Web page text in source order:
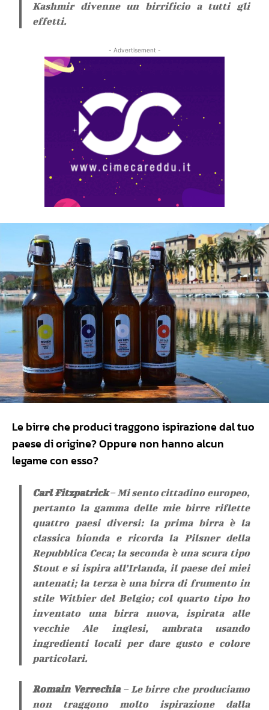
Kashmir divenne un birrificio a tutti gli
effetti.
- Advertisement -
Le birre che produci traggono ispirazione dal tuo
paese di origine? Oppure non hanno alcun
legame con esso?
Carl Fitzpatrick– Mi sento cittadino europeo,
pertanto la gamma delle mie birre riflette
quattro paesi diversi: la prima birra è la
classica bionda e ricorda la Pilsner della
Repubblica Ceca; la seconda è una scura tipo
Stout e si ispira all’Irlanda, il paese dei miei
antenati; la terza è una birra di frumento in
stile Witbier del Belgio; col quarto tipo ho
inventato una birra nuova, ispirata alle
vecchie Ale inglesi, ambrata usando
ingredienti locali per dare gusto e colore
particolari.
Romain Verrechia– Le birre che produciamo
non traggono molto ispirazione dalla